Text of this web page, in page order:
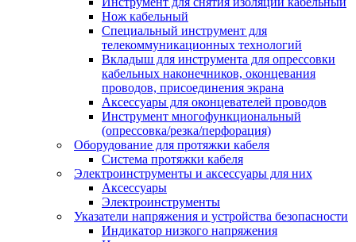
Нож кабельный
Специальный инструмент для
телекоммуникационных технологий
Вкладыш для инструмента для опрессовки
кабельных наконечников, оконцевания
проводов, присоединения экрана
Аксессуары для оконцевателей проводов
Инструмент многофункциональный
(опрессовка/резка/перфорация)
Оборудование для протяжки кабеля
Система протяжки кабеля
Электроинструменты и аксессуары для них
Аксессуары
Электроинструменты
Указатели напряжения и устройства безопасности
Индикатор низкого напряжения